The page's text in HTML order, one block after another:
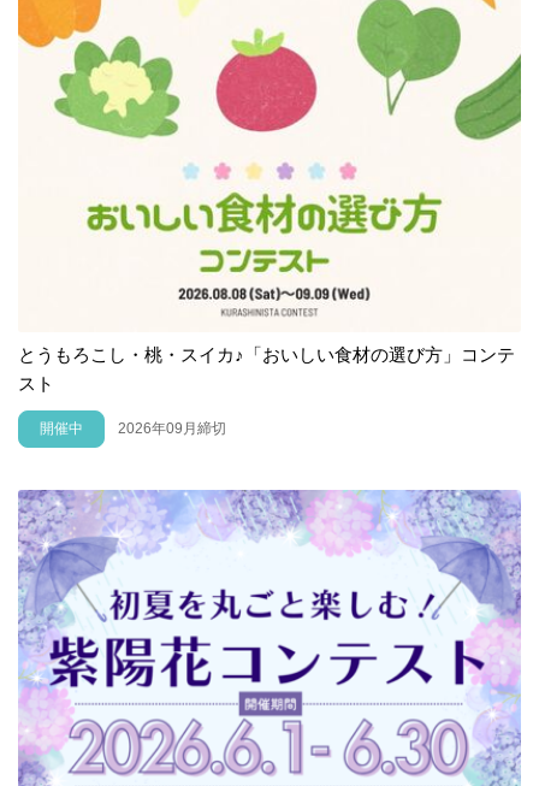
とうもろこし・桃・スイカ♪「おいしい食材の選び方」コンテ
スト
開催中 2026年09月締切